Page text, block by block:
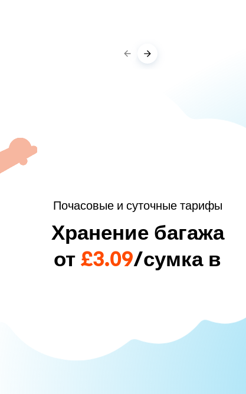
Почасовые и суточные тарифы
Хранение багажа
от£3.09/сумка в